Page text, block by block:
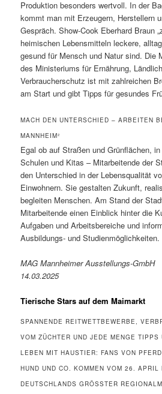
Produktion besonders wertvoll. In der
kommt man mit Erzeugern, Herstellern
Gespräch. Show-Cook Eberhard Braun
heimischen Lebensmitteln leckere,
gesund für Mensch und Natur sind. Die
des Ministeriums für Ernährung,
Verbraucherschutz ist mit zahlreichen
am Start und gibt Tipps für gesundes
MACH DEN UNTERSCHIED – ARBEITEN
MANNHEIM²
Egal ob auf Straßen und Grünflächen,
Schulen und Kitas – Mitarbeitende der
den Unterschied in der Lebensqualität
Einwohnern. Sie gestalten Zukunft,
begleiten Menschen. Am Stand der
Mitarbeitende einen Einblick hinter die
Aufgaben und Arbeitsbereiche und
Ausbildungs- und Studienmöglichkeiten.
MAG Mannheimer Ausstellungs-GmbH
14.03.2025
Tierische Stars auf dem Maimarkt
SPANNENDE REITWETTBEWERBE,
VOM ZÜCHTER UND JEDE MENGE TIPPS
LEBEN MIT HAUSTIER: FANS VON
HUND UND CO. KOMMEN VOM 26.
DEUTSCHLANDS GRÖSSTER